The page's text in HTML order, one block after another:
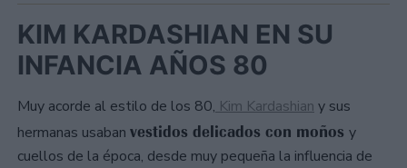
KIM KARDASHIAN EN SU
INFANCIA AÑOS 80
Muy acorde al estilo de los 80, Kim Kardashian y sus
hermanas usaban vestidos delicados con moños y
cuellos de la época, desde muy pequeña la influencia de